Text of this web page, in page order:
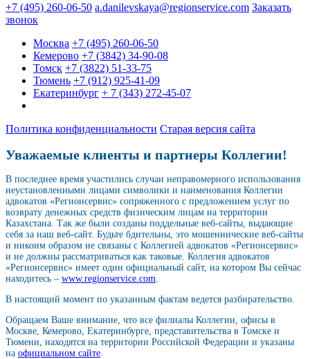
+7 (495) 260-06-50 a.danilevskaya@regionservice.com Заказать
звонок
Москва +7 (495) 260-06-50
Кемерово +7 (3842) 34-90-08
Томск +7 (3822) 51-33-75
Тюмень +7 (912) 925-41-09
Екатеринбург + 7 (343) 272-45-07
Политика конфиденциальности Старая версия сайта
Уважаемые клиенты и партнеры Коллегии!
В последнее время участились случаи неправомерного использования
неустановленными лицами символики и наименования Коллегии
адвокатов «Регионсервис» сопряженного с предложением услуг по
возврату денежных средств физическим лицам на территории
Казахстана. Так же были созданы поддельные веб-сайты, выдающие
себя за наш веб-сайт. Будьте бдительны, это мошеннические веб-сайты
и никоим образом не связаны с Коллегией адвокатов «Регионсервис»
и не должны рассматриваться как таковые. Коллегия адвокатов
«Регионсервис» имеет один официальный сайт, на котором Вы сейчас
находитесь – www.regionservice.com
В настоящий момент по указанным фактам ведется разбирательство.
Обращаем Ваше внимание, что все филиалы Коллегии, офисы в
Москве, Кемерово, Екатеринбурге, представительства в Томске и
Тюмени, находятся на территории Российской Федерации и указаны
на официальном сайте